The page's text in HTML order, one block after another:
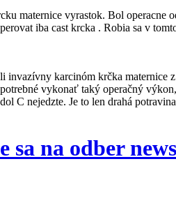
maternice vyrastok. Bol operacne
iba cast krcka . Robia sa v
invazívny karcinóm krčka maternice
vykonať taký operačný
C nejedzte. Je to len drahá
sa na odber